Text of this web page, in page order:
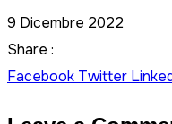
9 Dicembre 2022
Share :
Facebook Twitter